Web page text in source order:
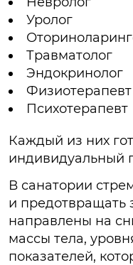
Уролог
Травматолог
Эндокринолог
Физиотерапевт
Психотерапевт
Каждый из них
индивидуальный
В санатории
и предотвращать
направлены на
массы тела,
показателей,